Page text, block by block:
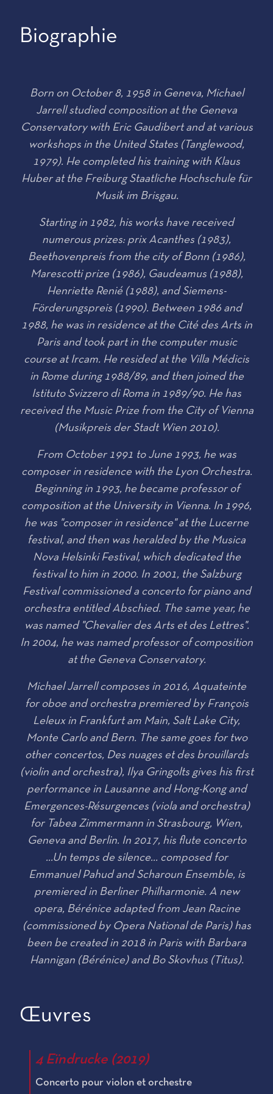
Biographie
Born on October 8, 1958 in Geneva, Michael
Jarrell studied composition at the Geneva
Conservatory with Eric Gaudibert and at various
workshops in the United States (Tanglewood,
1979). He completed his training with Klaus
Huber at the Freiburg Staatliche Hochschule für
Musik im Brisgau.
Starting in 1982, his works have received
numerous prizes: prix Acanthes (1983),
Beethovenpreis from the city of Bonn (1986),
Marescotti prize (1986), Gaudeamus (1988),
Henriette Renié (1988), and Siemens-
Förderungspreis (1990). Between 1986 and
1988, he was in residence at the Cité des Arts in
Paris and took part in the computer music
course at Ircam. He resided at the Villa Médicis
in Rome during 1988/89, and then joined the
Istituto Svizzero di Roma in 1989/90. He has
received the Music Prize from the City of Vienna
(Musikpreis der Stadt Wien 2010).
From October 1991 to June 1993, he was
composer in residence with the Lyon Orchestra.
Beginning in 1993, he became professor of
composition at the University in Vienna. In 1996,
he was "composer in residence" at the Lucerne
festival, and then was heralded by the Musica
Nova Helsinki Festival, which dedicated the
festival to him in 2000. In 2001, the Salzburg
Festival commissioned a concerto for piano and
orchestra entitled Abschied. The same year, he
was named "Chevalier des Arts et des Lettres".
In 2004, he was named professor of composition
at the Geneva Conservatory.
Michael Jarrell composes in 2016, Aquateinte
for oboe and orchestrapremiered by François
Leleux in Frankfurt am Main, Salt Lake City,
Monte Carlo and Bern. The same goes for two
other concertos, Des nuages et des brouillards
(violin and orchestra), Ilya Gringolts gives his first
performance in Lausanne and Hong-Kong and
Emergences-Résurgences(viola and orchestra)
for Tabea Zimmermann in Strasbourg, Wien,
Geneva and Berlin. In 2017, his flute concerto
...Un temps de silence... composed for
Emmanuel Pahud and Scharoun Ensemble, is
premiered in Berliner Philharmonie. A new
opera, Béréniceadapted from Jean Racine
(commissioned by Opera National de Paris) has
been be created in 2018 in Paris with Barbara
Hannigan (Bérénice) and Bo Skovhus (Titus).
Œuvres
4 Eïndrucke (2019)
Concerto pour violon et orchestre